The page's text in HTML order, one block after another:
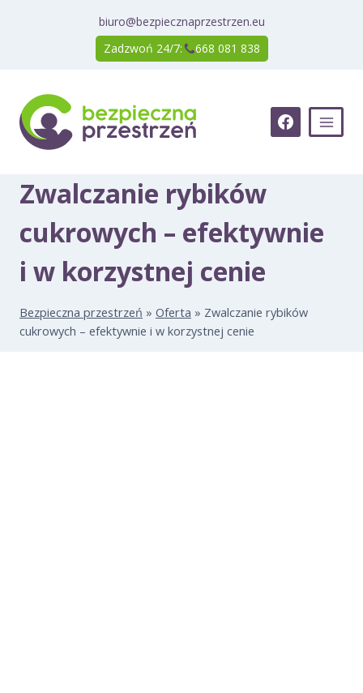
biuro@bezpiecznaprzestrzen.eu
Zadzwoń 24/7:
668 081 838
Zwalczanie rybików
cukrowych – efektywnie
i w korzystnej cenie
Bezpieczna przestrzeń » Oferta » Zwalczanie rybików
cukrowych – efektywnie i w korzystnej cenie